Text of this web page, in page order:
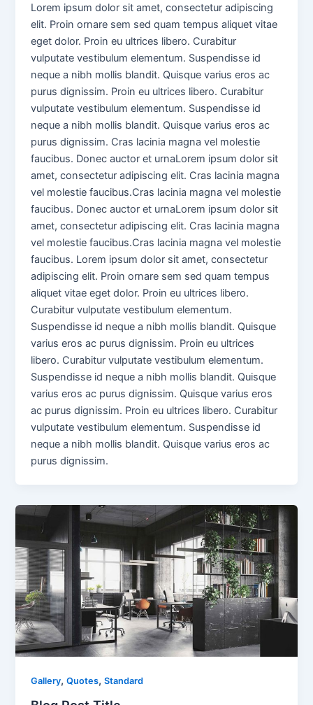
Lorem ipsum dolor sit amet, consectetur adipiscing
elit. Proin ornare sem sed quam tempus aliquet vitae
eget dolor. Proin eu ultrices libero. Curabitur
vulputate vestibulum elementum. Suspendisse id
neque a nibh mollis blandit. Quisque varius eros ac
purus dignissim. Proin eu ultrices libero. Curabitur
vulputate vestibulum elementum. Suspendisse id
neque a nibh mollis blandit. Quisque varius eros ac
purus dignissim. Cras lacinia magna vel molestie
faucibus. Donec auctor et urnaLorem ipsum dolor sit
amet, consectetur adipiscing elit. Cras lacinia magna
vel molestie faucibus.Cras lacinia magna vel molestie
faucibus. Donec auctor et urnaLorem ipsum dolor sit
amet, consectetur adipiscing elit. Cras lacinia magna
vel molestie faucibus.Cras lacinia magna vel molestie
faucibus. Lorem ipsum dolor sit amet, consectetur
adipiscing elit. Proin ornare sem sed quam tempus
aliquet vitae eget dolor. Proin eu ultrices libero.
Curabitur vulputate vestibulum elementum.
Suspendisse id neque a nibh mollis blandit. Quisque
varius eros ac purus dignissim. Proin eu ultrices
libero. Curabitur vulputate vestibulum elementum.
Suspendisse id neque a nibh mollis blandit. Quisque
varius eros ac purus dignissim. Quisque varius eros
ac purus dignissim. Proin eu ultrices libero. Curabitur
vulputate vestibulum elementum. Suspendisse id
neque a nibh mollis blandit. Quisque varius eros ac
purus dignissim.
Gallery,Quotes,Standard